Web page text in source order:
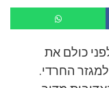
כולם את
החרדי.